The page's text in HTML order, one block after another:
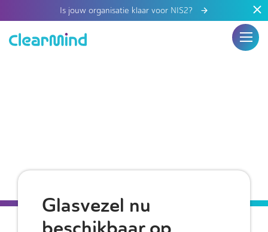
Is jouw organisatie klaar voor NIS2?
Glasvezel nu